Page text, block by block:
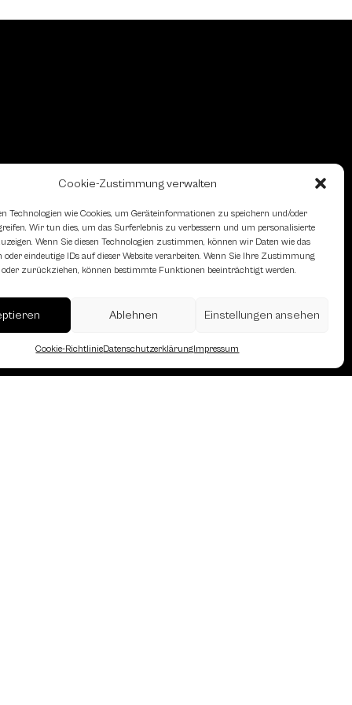
Cookie-Zustimmung verwalten
Technologien wie Cookies, um Geräteinformationen zu speichern und/oder
Wir tun dies, um das Surferlebnis zu verbessern und um personalisierte
Wenn Sie diesen Technologien zustimmen, können wir Daten wie das
oder eindeutige IDs auf dieser Website verarbeiten. Wenn Sie Ihre Zustimmung
zurückziehen, können bestimmte Funktionen beeinträchtigt werden.
Ablehnen Einstellungen ansehen
Cookie-RichtlinieDatenschutzerklärungImpressum
des Österreichischen